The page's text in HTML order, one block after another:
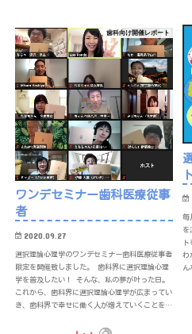
毎
を
わ
ん
歯科向け開催レポート
ワンデセミナー歯科医療従事
者
2020.09.27
選択理論心理学のワンデセミナー歯科医療従事者
限定を開催致しました。 歯科界に選択理論心理
学を普及したい！ そんな、私の夢が叶った日。
これから、歯科界に選択理論心理学が広まってい
き、歯科界で幸せに働く人が増えていくことを…